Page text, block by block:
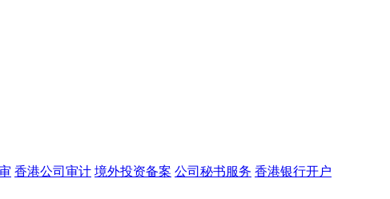
香港公司审计 境外投资备案 公司秘书服务 香港银行开户